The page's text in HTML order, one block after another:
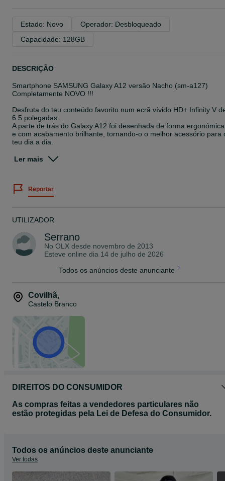
Estado: Novo
Operador: Desbloqueado
Capacidade: 128GB
DESCRIÇÃO
Smartphone SAMSUNG Galaxy A12 versão Nacho (sm-a127)
Completamente NOVO !!!
Desfruta do teu conteúdo favorito num ecrã vívido HD+ Infinity V
6.5 polegadas.
A parte de trás do Galaxy A12 foi desenhada de forma ergonómica
e com acabamento brilhante, tornando-o o melhor acessório para
teu dia a dia.
Para que estejas sempre preparado, o Galaxy A12 vem com 4
todos os detalhes com a câmara Macro de 2 MP.
Galaxy A12 a qualquer hora do dia.
Segurança ao mais alto nível
Integrado no hardware e software desde o início, o Samsung Knox
protege o teu smartphone desde o momento que o ligas, para que
-tem já aplicado no ecra uma pelicula de vidro temperado (pode-
ver nas fotos)
Ler mais
Reportar
UTILIZADOR
Serrano
No OLX desde novembro de 2013
Esteve online dia 14 de julho de 2026
Todos os anúncios deste anunciante
Covilhã,
Castelo Branco
DIREITOS DO CONSUMIDOR
As compras feitas a vendedores particulares não
estão protegidas pela Lei de Defesa do Consumidor.
Todos os anúncios deste anunciante
Ver todas